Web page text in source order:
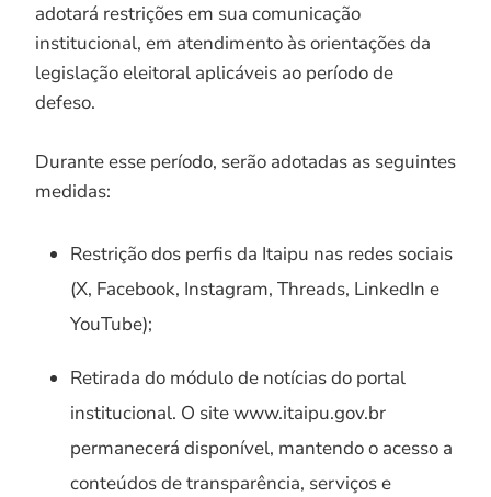
adotará restrições em sua comunicação
institucional, em atendimento às orientações da
legislação eleitoral aplicáveis ao período de
defeso.
Durante esse período, serão adotadas as seguintes
medidas:
Restrição dos perfis da Itaipu nas redes sociais
(X, Facebook, Instagram, Threads, LinkedIn e
YouTube);
Retirada do módulo de notícias do portal
institucional. O site www.itaipu.gov.br
permanecerá disponível, mantendo o acesso a
conteúdos de transparência, serviços e